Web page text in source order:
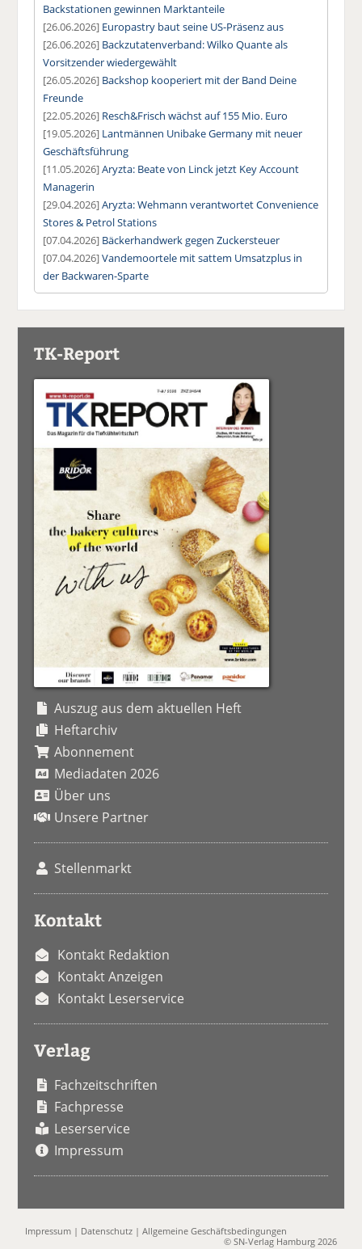
Backstationen gewinnen Marktanteile
[26.06.2026] Europastry baut seine US-Präsenz aus
[26.06.2026] Backzutatenverband: Wilko Quante als
Vorsitzender wiedergewählt
[26.05.2026] Backshop kooperiert mit der Band Deine
Freunde
[22.05.2026] Resch&Frisch wächst auf 155 Mio. Euro
[19.05.2026] Lantmännen Unibake Germany mit neuer
Geschäftsführung
[11.05.2026]Aryzta: Beate von Linck jetzt Key Account
Managerin
[29.04.2026]Aryzta: Wehmann verantwortet Convenience
Stores & Petrol Stations
[07.04.2026] Bäckerhandwerk gegen Zuckersteuer
[07.04.2026]Vandemoortele mit sattem Umsatzplus in
der Backwaren-Sparte
TK-Report
Auszug aus dem aktuellen Heft
Heftarchiv
Abonnement
Mediadaten 2026
Über uns
Unsere Partner
Stellenmarkt
Kontakt
Kontakt Redaktion
Kontakt Anzeigen
Kontakt Leserservice
Verlag
Fachzeitschriften
Fachpresse
Leserservice
Impressum
Impressum | Datenschutz |Allgemeine Geschäftsbedingungen
© SN-Verlag Hamburg 2026